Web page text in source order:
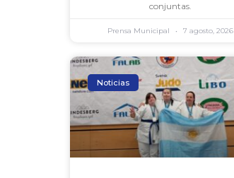
conjuntas.
Prensa Municipal 7 agosto, 2026
Noticias